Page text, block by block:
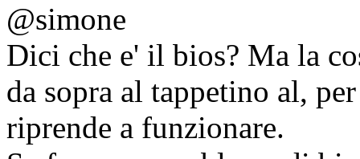
@simone
Dici che e' il bios? Ma la
da sopra al tappetino al,
riprende a funzionare.